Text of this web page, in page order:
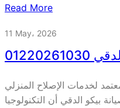
Read More
11 May، 2026
لخدمات الإصلاح المنزلي
بيكو الدقي أن التكنولوجيا